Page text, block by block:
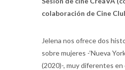
colaboración de Cine
Jelena nos ofrece dos
sobre mujeres -’Nueva
(2020)-, muy diferentes en